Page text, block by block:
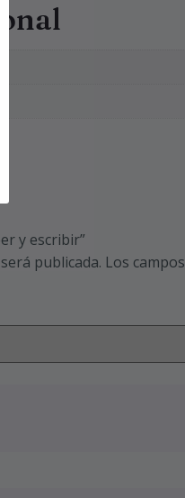
y escribir”
publicada. Los campos